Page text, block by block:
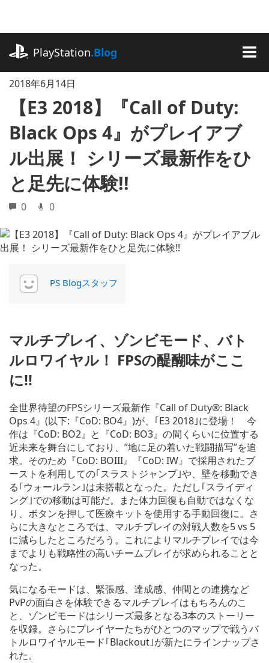
に
キ
ッ
プ
PlayStation.Blog
2018年6月14日
【E3 2018】『Call of Duty:
Black Ops 4』がプレイアブ
ル出展！ シリーズ最新作をひ
と足先に体験!!
0 0
PS Blogスタッフ
マルチプレイ、ゾンビモード、バト
ルロワイヤル！ FPSの醍醐味がここ
に!!
全世界待望のFPSシリーズ最新作『Call of Duty®: Black
Ops 4』(以下:『CoD: BO4』)が、｢E3 2018｣に登場！ 今
作は『CoD: BO2』と『CoD: BO3』の間くらいに位置する
近未来を舞台にしており、”地に足の着いた戦闘描写”を追
求。そのため『CoD: BOIII』『CoD: IW』で採用されたブ
ーストを利用しての｢スラストジャンプ｣や、壁を移動でき
る｢ウォールラン｣は未搭載となった。ただし｢スライディ
ング｣での移動は可能だ。また体力回復も自動ではなくな
り、ボタンを押して医療キットを使用する手動回復に。さ
らに大きなところでは、マルチプレイの対戦人数を5 vs 5
に減らしたところだろう。これによりマルチプレイでは今
までよりも戦略性の高いチームプレイが求められることと
なった。
気になるモードは、緊張感、達成感、仲間との連携など
PvPの面白さを体験できるマルチプレイはもちろんのこ
と、ゾンビモードはシリーズ最多となる3本のストーリー
を収録。さらにプレイヤーたちがひとつのマップで戦うバ
トルロワイヤルモード｢Blackout｣が新たにラインナップさ
れた。